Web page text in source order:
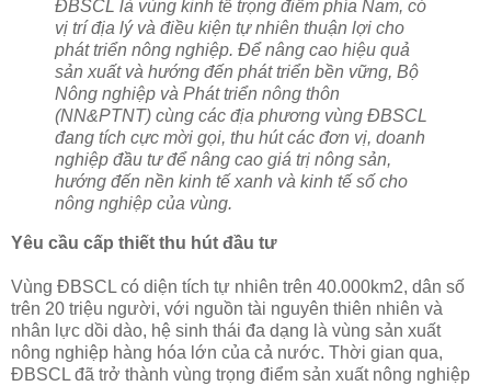
ÐBSCL là vùng kinh tế trọng điểm phía Nam, có
vị trí địa lý và điều kiện tự nhiên thuận lợi cho
phát triển nông nghiệp. Ðể nâng cao hiệu quả
sản xuất và hướng đến phát triển bền vững, Bộ
Nông nghiệp và Phát triển nông thôn
(NN&PTNT) cùng các địa phương vùng ÐBSCL
đang tích cực mời gọi, thu hút các đơn vị, doanh
nghiệp đầu tư để nâng cao giá trị nông sản,
hướng đến nền kinh tế xanh và kinh tế số cho
nông nghiệp của vùng.
Yêu cầu cấp thiết thu hút đầu tư
Vùng ÐBSCL có diện tích tự nhiên trên 40.000km2, dân số
trên 20 triệu người, với nguồn tài nguyên thiên nhiên và
nhân lực dồi dào, hệ sinh thái đa dạng là vùng sản xuất
nông nghiệp hàng hóa lớn của cả nước. Thời gian qua,
ÐBSCL đã trở thành vùng trọng điểm sản xuất nông nghiệp